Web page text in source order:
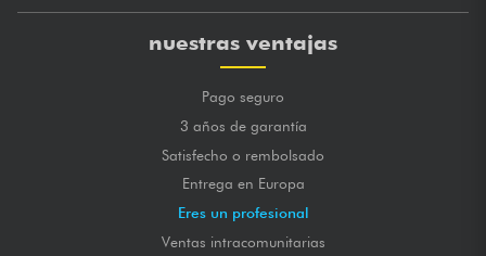
nuestras ventajas
Pago seguro
3 años de garantía
Satisfecho o rembolsado
Entrega en Europa
Eres un profesional
Ventas intracomunitarias